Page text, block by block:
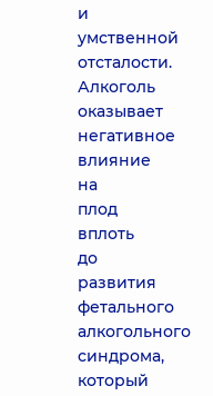
и
умственной
отсталости.
Алкоголь
оказывает
негативное
влияние
на
плод
вплоть
до
развития
фетального
алкогольного
синдрома,
который